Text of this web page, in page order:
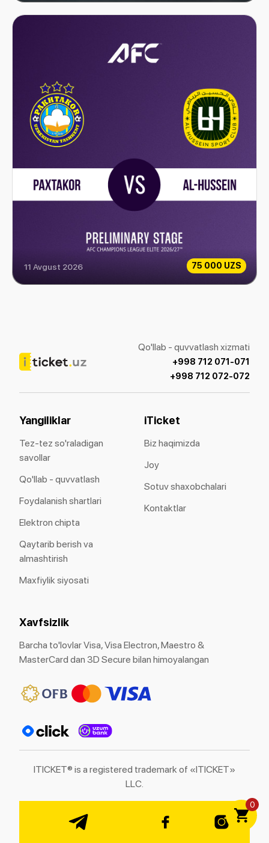
0
75 000 UZS
Paxtakor vs Al-Hussein
11 Avgust 2026
Qo'llab - quvvatlash xizmati
+998 712 071-071
+998 712 072-072
Yangiliklar
Tez-tez so'raladigan
savollar
Qo'llab - quvvatlash
Foydalanish shartlari
Elektron chipta
Qaytarib berish va
almashtirish
Maxfiylik siyosati
iTicket
Biz haqimizda
Joy
Sotuv shaxobchalari
Kontaktlar
Xavfsizlik
Barcha to'lovlar Visa, Visa Electron, Maestro &
MasterCard dan 3D Secure bilan himoyalangan
ITICKET® is a registered trademark of «ITICKET»
LLC.